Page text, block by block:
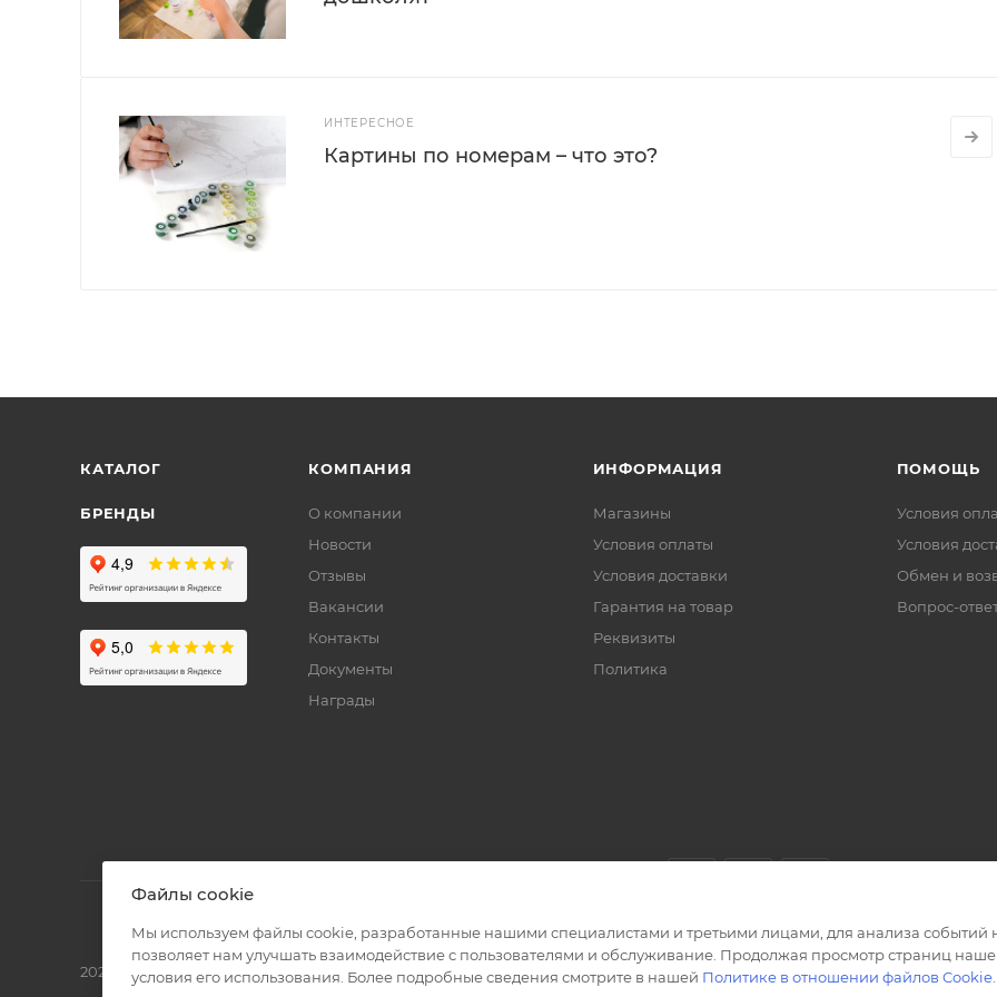
ИНТЕРЕСНОЕ
Картины по номерам – что это?
КАТАЛОГ
БРЕНДЫ
КОМПАНИЯ
О компании
Новости
Отзывы
Вакансии
Контакты
Документы
Награды
ИНФОРМАЦИЯ
Магазины
Условия оплаты
Условия доставки
Гарантия на товар
Реквизиты
Политика
ПОМОЩЬ
Условия
Условия
Обмен и
Вопрос-
2026 © Полиграф кит - интернет-магазин
Файлы cookie
Мы используем файлы cookie, разработанные нашими специалистами и третьими лицами, для анализа событий
позволяет нам улучшать взаимодействие с пользователями и обслуживание. Продолжая просмотр страниц
условия его использования. Более подробные сведения смотрите в нашей Политике в отношении файлов Cookie